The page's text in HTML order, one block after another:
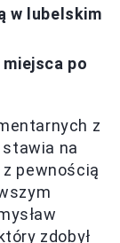
w lubelskim
po
z
stawia na
z pewnością
zdobył